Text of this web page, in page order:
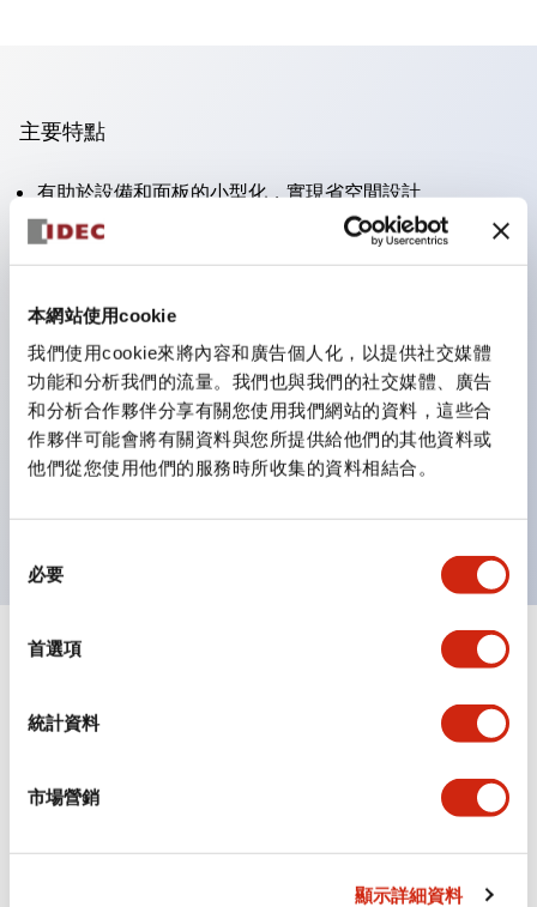
本網站使用cookie
我們使用cookie來將內容和廣告個人化，以提供社交媒體
功能和分析我們的流量。我們也與我們的社交媒體、廣告
和分析合作夥伴分享有關您使用我們網站的資料，這些合
作夥伴可能會將有關資料與您所提供給他們的其他資料或
他們從您使用他們的服務時所收集的資料相結合。
必要
首選項
統計資料
市場營銷
顯示詳細資料
主要特點
有助於設備和面板的小型化，實現省空間設計
支持分離型／一體板型
豐富的顏色變化
也提供可標記的照光鏡片類型（非照光）
桿開關等
優異的防水性能。保護結構IP65
按鈕開關、選擇開關、帶鎖選擇開關最大支持3c接點。
LED照光帶來明亮且鮮明的照光面
可用專用配件輕鬆更換為Φ22閃光輪廓型
規格 顯示全部+
審美規範
環境規範